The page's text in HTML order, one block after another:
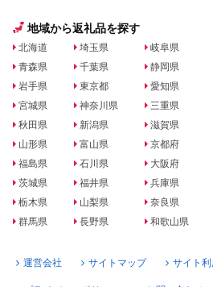
地域から返礼品を探す
北海道
青森県
岩手県
宮城県
秋田県
山形県
福島県
茨城県
栃木県
群馬県
埼玉県
千葉県
東京都
神奈川県
新潟県
富山県
石川県
福井県
山梨県
長野県
岐阜県
静岡県
愛知県
三重県
滋賀県
京都府
大阪府
兵庫県
奈良県
和歌山県
運営会社 サイトマップ サイト